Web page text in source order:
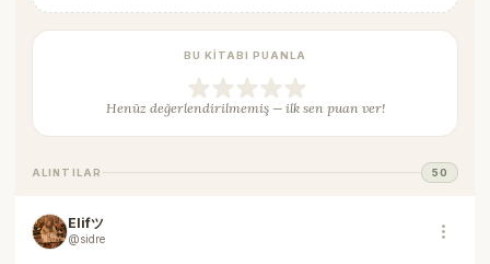
BU KITABI PUANLA
Henüz değerlendirilmemiş — ilk sen puan ver!
ALINTILAR 50
Elifツ
@sidre